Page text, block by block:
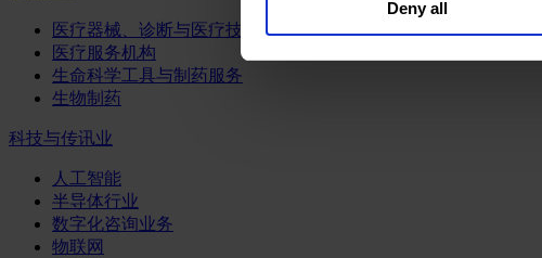
Deny all
医疗器械、诊断与医疗技术
医疗服务机构
生命科学工具与制药服务
生物制药
科技与传讯业
人工智能
半导体行业
数字化咨询业务
物联网